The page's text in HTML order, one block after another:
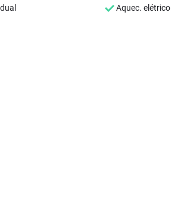
Aquec. elétrico